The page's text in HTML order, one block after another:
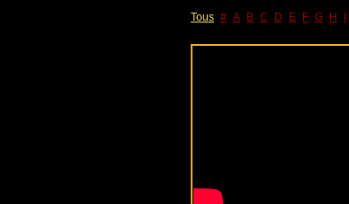
Tous # A B C D E F G H